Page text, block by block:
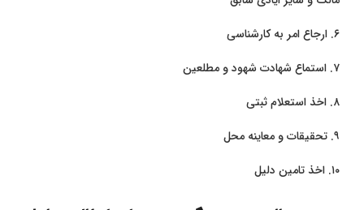
۶. ارجاع امر به کارشناسی
۷. استماع شهادت شهود و مطلعین
۸. اخذ استعلام ثبتی
۹. تحقیقات و معاینه محل
۱۰. اخذ تامین دلیل